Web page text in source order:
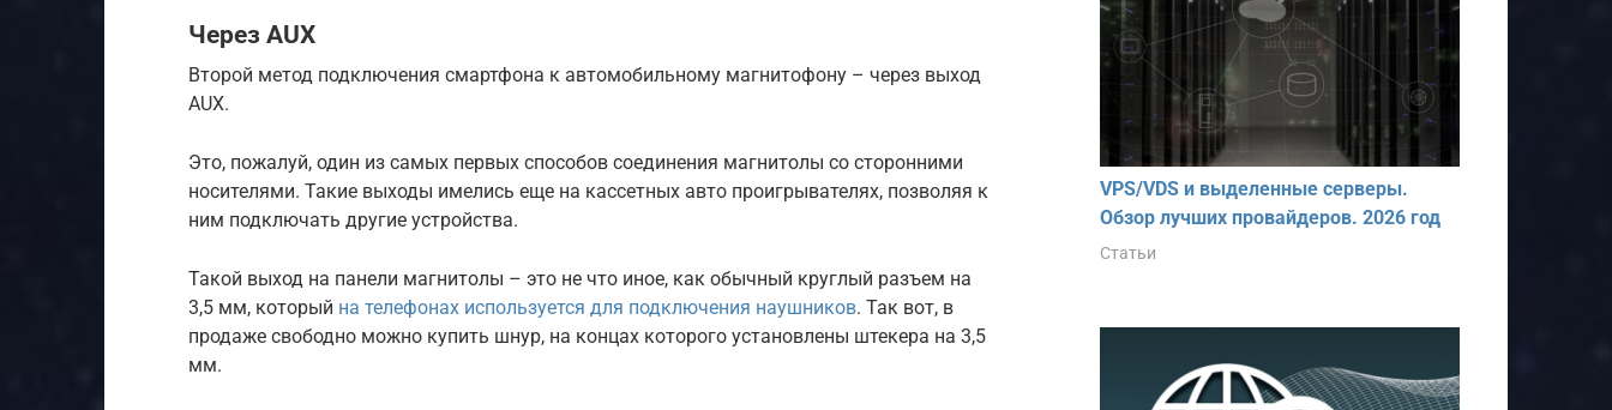
Через AUX
Второй метод подключения смартфона к автомобильному магнитофону – через выход
AUX.
Это, пожалуй, один из самых первых способов соединения магнитолы со сторонними
носителями. Такие выходы имелись еще на кассетных авто проигрывателях, позволяя к
ним подключать другие устройства.
Такой выход на панели магнитолы – это не что иное, как обычный круглый разъем на
3,5 мм, который на телефонах используется для подключения наушников. Так вот, в
продаже свободно можно купить шнур, на концах которого установлены штекера на 3,5
мм.
VPS/VDS и выделенные серверы.
Обзор лучших провайдеров. 2026 год
Статьи